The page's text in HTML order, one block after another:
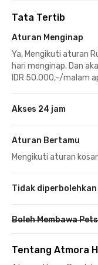
Tata Tertib
Aturan Menginap
Ya, Mengikuti aturan
hari menginap. Dan
IDR 50.000,-/malam
Akses 24 jam
Aturan Bertamu
Mengikuti aturan
Tidak
Boleh Membawa Pets
Tentang Atmora